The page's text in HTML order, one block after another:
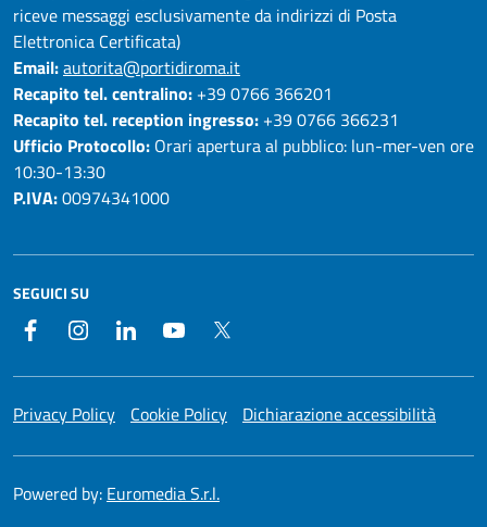
riceve messaggi esclusivamente da indirizzi di Posta
Elettronica Certificata)
Email:autorita@portidiroma.it
Recapito tel. centralino: +39 0766 366201
Recapito tel. reception ingresso: +39 0766 366231
Ufficio Protocollo: Orari apertura al pubblico: lun-mer-ven ore
10:30-13:30
P.IVA:00974341000
SEGUICI SU
Facebook InstagramLinkedIn YouTube
Privacy Policy Cookie Policy Dichiarazione accessibilità
Powered by: Euromedia S.r.l.